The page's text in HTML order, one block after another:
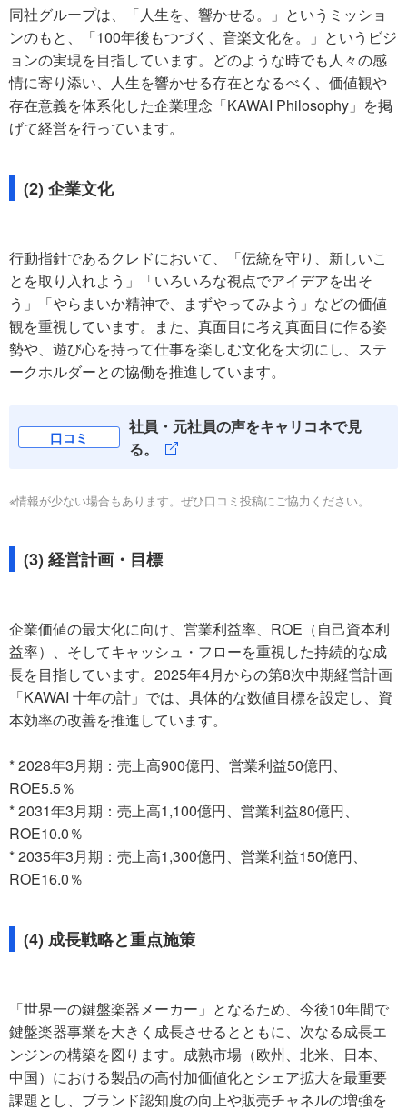
同社グループは、「人生を、響かせる。」というミッショ
ンのもと、「100年後もつづく、音楽文化を。」というビジ
ョンの実現を目指しています。どのような時でも人々の感
情に寄り添い、人生を響かせる存在となるべく、価値観や
存在意義を体系化した企業理念「KAWAI Philosophy」を掲
げて経営を行っています。
(2) 企業文化
行動指針であるクレドにおいて、「伝統を守り、新しいこ
とを取り入れよう」「いろいろな視点でアイデアを出そ
う」「やらまいか精神で、まずやってみよう」などの価値
観を重視しています。また、真面目に考え真面目に作る姿
勢や、遊び心を持って仕事を楽しむ文化を大切にし、ステ
ークホルダーとの協働を推進しています。
口コミ
社員・元社員の声をキャリコネで見
る。
※情報が少ない場合もあります。ぜひ口コミ投稿にご協力ください。
(3) 経営計画・目標
企業価値の最大化に向け、営業利益率、ROE（自己資本利
益率）、そしてキャッシュ・フローを重視した持続的な成
長を目指しています。2025年4月からの第8次中期経営計画
「KAWAI 十年の計」では、具体的な数値目標を設定し、資
本効率の改善を推進しています。
* 2028年3月期：売上高900億円、営業利益50億円、
ROE5.5％
* 2031年3月期：売上高1,100億円、営業利益80億円、
ROE10.0％
* 2035年3月期：売上高1,300億円、営業利益150億円、
ROE16.0％
(4) 成長戦略と重点施策
「世界一の鍵盤楽器メーカー」となるため、今後10年間で
鍵盤楽器事業を大きく成長させるとともに、次なる成長エ
ンジンの構築を図ります。成熟市場（欧州、北米、日本、
中国）における製品の高付加価値化とシェア拡大を最重要
課題とし、ブランド認知度の向上や販売チャネルの増強を